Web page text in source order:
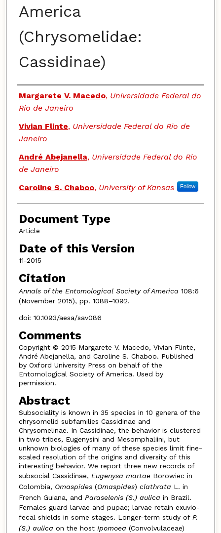
America
(Chrysomelidae:
Cassidinae)
Authors
Margarete V. Macedo, Universidade Federal do
Rio de Janeiro
Vivian Flinte, Universidade Federal do Rio de
Janeiro
André Abejanella, Universidade Federal do Rio
de Janeiro
Caroline S. Chaboo, University of Kansas Follow
Document Type
Article
Date of this Version
11-2015
Citation
Annals of the Entomological Society of America 108:6
(November 2015), pp. 1088–1092.
doi: 10.1093/aesa/sav086
Comments
Copyright © 2015 Margarete V. Macedo, Vivian Flinte,
André Abejanella, and Caroline S. Chaboo. Published
by Oxford University Press on behalf of the
Entomological Society of America. Used by
permission.
Abstract
Subsociality is known in 35 species in 10 genera of the
chrysomelid subfamilies Cassidinae and
Chrysomelinae. In Cassidinae, the behavior is clustered
in two tribes, Eugenysini and Mesomphaliini, but
unknown biologies of many of these species limit fine-
scaled resolution of the origins and diversity of this
interesting behavior. We report three new records of
subsocial Cassidinae, Eugenysa martaeBorowiec in
Colombia, Omaspides (Omaspides) clathrata L. in
French Guiana, and Paraselenis (S.) aulica in Brazil.
Females guard larvae and pupae; larvae retain exuvio-
fecal shields in some stages. Longer-term study of P.
(S.) aulica on the host Ipomoea (Convolvulaceae)